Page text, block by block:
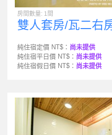
房間數量: 1間
雙人套房/瓦二右
純住宿定價 NT$： 尚未提供
純住宿平日價 NT$： 尚未提供
純住宿假日價 NT$： 尚未提供